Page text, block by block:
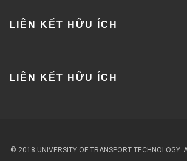
LIÊN KẾT HỮU ÍCH
LIÊN KẾT HỮU ÍCH
© 2018 UNIVERSITY OF TRANSPORT TECHNOLOGY.